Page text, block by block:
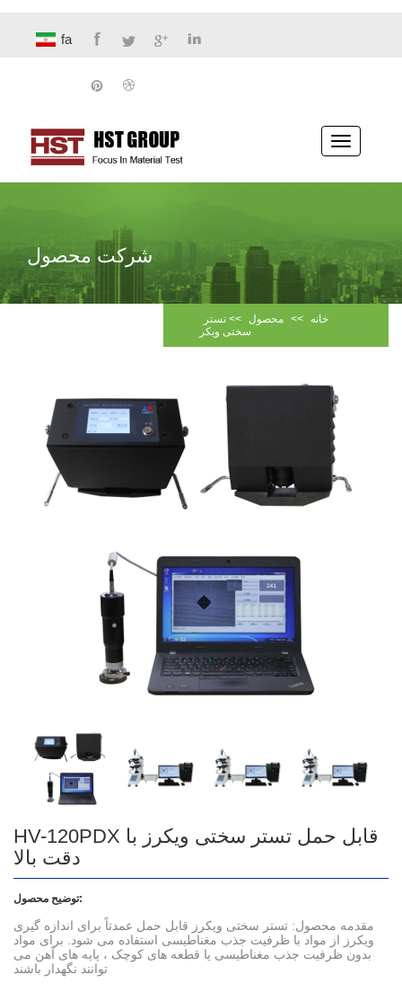
fa
پیمایش
ناوبری
شرکت محصول
خانه >> محصول >> تستر
سختی ویکر
HV-120PDX قابل حمل تستر سختی ویکرز با
دقت بالا
توضیح محصول:
مقدمه محصول: تستر سختی ویکرز قابل حمل عمدتاً برای اندازه گیری
ویکرز از مواد با ظرفیت جذب مغناطیسی استفاده می شود. برای مواد
بدون ظرفیت جذب مغناطیسی یا قطعه های کوچک ، پایه های آهن می
توانند نگهدار باشند